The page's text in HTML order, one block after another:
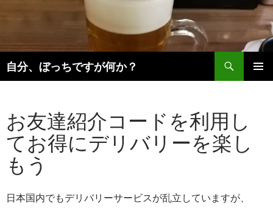
ン
ツ
へ
ッ
プ
自分、ぼっちですが何か？
検
索
お友達紹介コードを利用し
てお得にデリバリーを楽し
もう
日本国内でもデリバリーサービスが乱立していますが、